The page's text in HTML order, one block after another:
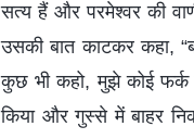
सत्य हैं और परमेश्वर की
उसकी बात काटकर कहा,
कुछ भी कहो, मुझे कोई फर्क
किया और गुस्से में बाहर